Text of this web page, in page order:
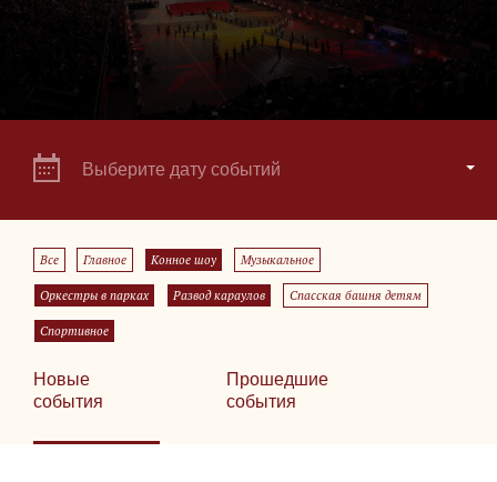
Выберите дату событий
Все Главное Конное шоу Музыкальное
Оркестры в парках Развод караулов Спасская башня детям
Спортивное
Новые
события
Прошедшие
события